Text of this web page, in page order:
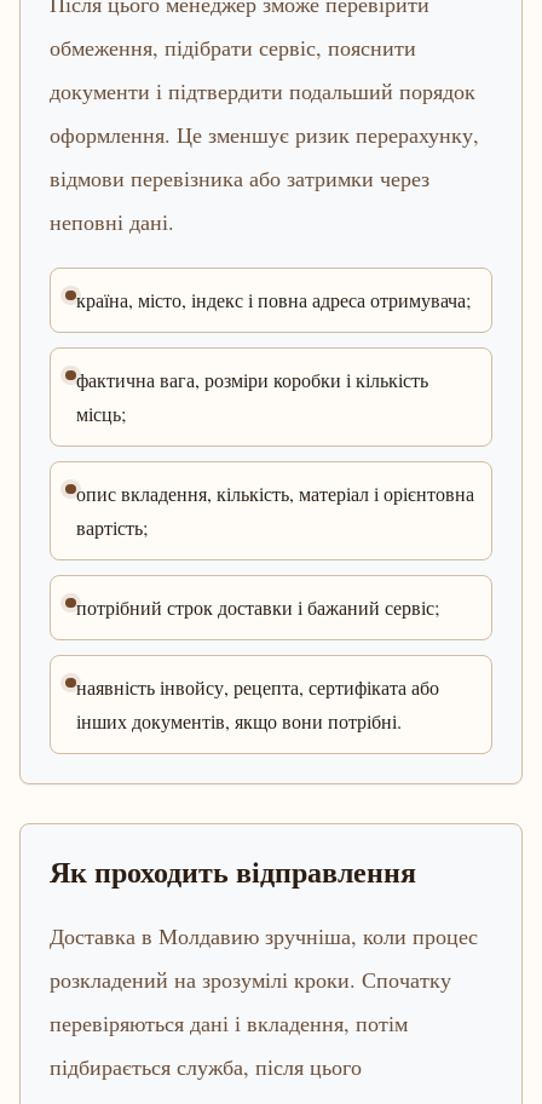
обмеження, підібрати сервіс, пояснити
документи і підтвердити подальший порядок
оформлення. Це зменшує ризик перерахунку,
відмови перевізника або затримки через
неповні дані.
країна, місто, індекс і повна адреса отримувача;
фактична вага, розміри коробки і кількість
місць;
опис вкладення, кількість, матеріал і орієнтовна
вартість;
потрібний строк доставки і бажаний сервіс;
наявність інвойсу, рецепта, сертифіката або
інших документів, якщо вони потрібні.
Як проходить відправлення
Доставка в Молдавию зручніша, коли процес
розкладений на зрозумілі кроки. Спочатку
перевіряються дані і вкладення, потім
підбирається служба, після цього